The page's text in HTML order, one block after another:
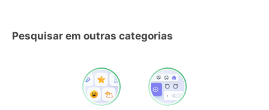
Pesquisar em outras categorias